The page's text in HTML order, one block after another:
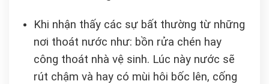
Khi nhận thấy các sự bất thường từ những
nơi thoát nước như: bồn rửa chén hay
công thoát nhà vệ sinh. Lúc này nước sẽ
rút chậm và hay có mùi hôi bốc lên, cống